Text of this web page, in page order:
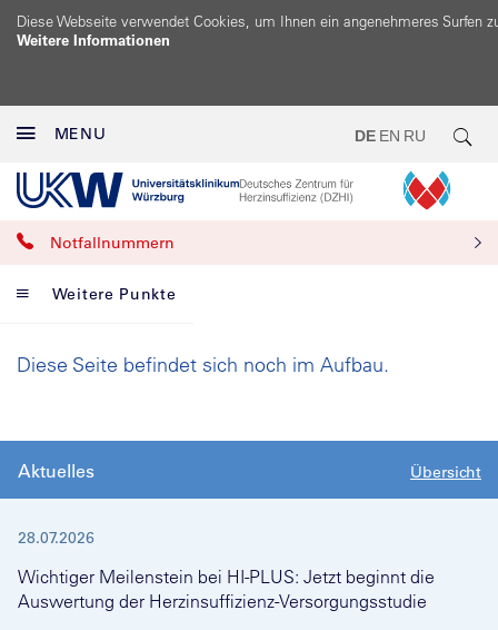
Diese Webseite verwendet Cookies, um Ihnen ein angenehmeres Surfen
Weitere Informationen
MENU DE EN RU
Notfallnummern
Weitere Punkte
Diese Seite befindet sich noch im Aufbau.
Aktuelles Übersicht
28.07.2026
Wichtiger Meilenstein bei HI-PLUS: Jetzt beginnt die
Auswertung der Herzinsuffizienz-Versorgungsstudie